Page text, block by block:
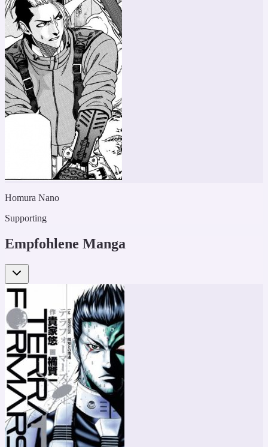
Homura Nano
Supporting
Empfohlene Manga